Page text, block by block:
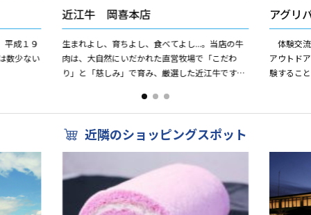
平成１９
数少ない
近江牛 岡喜本店
生まれよし、育ちよし、食べてよし...。当店の牛
肉は、大自然にいだかれた直営牧場で「こだわ
り」と「慈しみ」で育み、厳選した近江牛です。
噌漬「和」をはじめ、美...
アグリ
体験交
アウトド
験するこ
近隣のショッピングスポット